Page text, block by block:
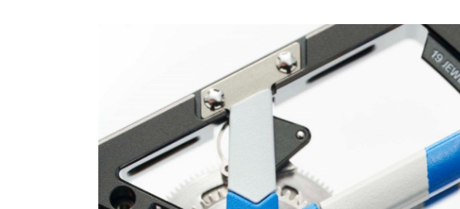
遠見雜誌整合傳播部企劃製作 加入追蹤